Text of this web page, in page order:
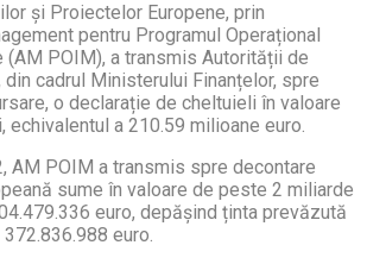
și Proiectelor Europene, prin
pentru Programul Operațional
(AM POIM), a transmis Autorității de
cadrul Ministerului Finanțelor, spre
o declarație de cheltuieli în valoare
echivalentul a 210.59 milioane euro.
AM POIM a transmis spre decontare
sume în valoare de peste 2 miliarde
euro, depășind ținta prevăzută
euro.